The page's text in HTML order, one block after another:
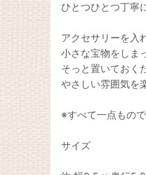
ひとつひとつ丁寧
アクセサリーを入
小さな宝物をしま
そっと置いておく
やさしい雰囲気を
※すべて一点もの
サイズ